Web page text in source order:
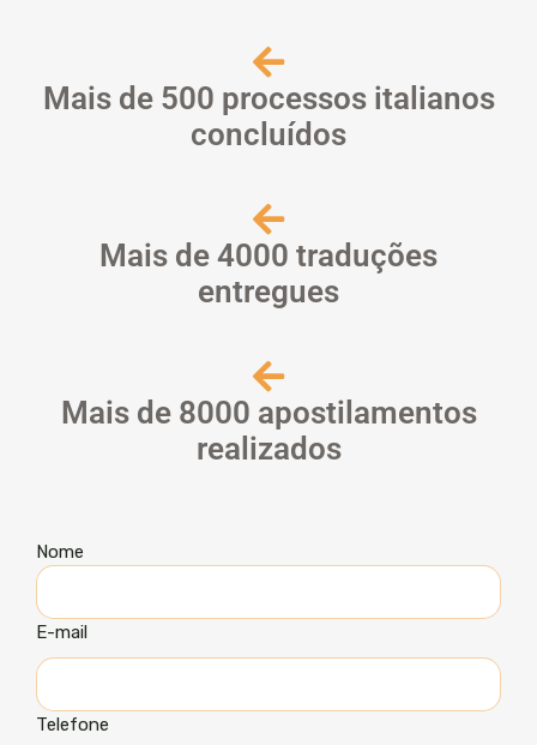
Mais de 500 processos italianos
concluídos
Mais de 4000 traduções
entregues
Mais de 8000 apostilamentos
realizados
Nome
E-mail
Telefone